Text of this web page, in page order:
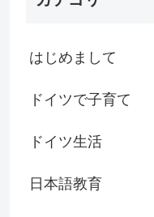
はじめまして
ドイツで子育て
ドイツ生活
日本語教育